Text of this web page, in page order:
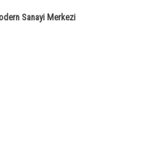
Sanayi Merkezi